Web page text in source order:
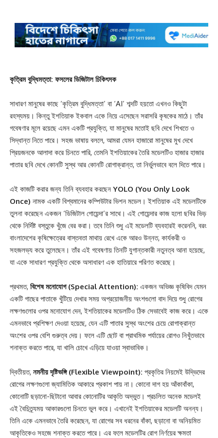
কৃত্রিম বুদ্ধিমত্তা: ফসলের ডিজিটাল চিকিৎসক
সাধারণ মানুষের কাছে ‘কৃত্রিম বুদ্ধিমত্তা’ বা ‘AI’ শব্দটি হয়তো এখনও কিছুটা
রহস্যময়। কিন্তু ইশতিয়াক ইকবাল একে নিয়ে এসেছেন সরাসরি কৃষকের মাঠে। তাঁর
গবেষণার মূলে রয়েছে এমন একটি প্রযুক্তি, যা মানুষের মতোই ছবি দেখে শিখতে ও
সিদ্ধান্ত নিতে পারে। সহজ ভাষায় বললে, আমরা যেমন হাজারো মানুষের মুখ দেখে
প্রিয়জনকে আলাদা করে চিনতে পারি, তেমনি ইশতিয়াকের তৈরি মডেলটিও হাজার হাজার
পাতার ছবি দেখে কোনটি সুস্থ আর কোনটি রোগাক্রান্ত, তা নির্ভুলভাবে বলে দিতে পারে।
এই কাজটি করার জন্য তিনি ব্যবহার করছেন YOLO (You Only Look
Once) নামক একটি বিশ্বমানের কম্পিউটার ভিশন মডেল। ইশতিয়াক এই মডেলটিকে
তুলনা করেছেন একজন ‘ডিজিটাল গোয়েন্দা’র সাথে। এই গোয়েন্দার কাজ হলো ছবির ভিড়
থেকে নির্দিষ্ট বস্তুকে খুঁজে বের করা। তবে তিনি শুধু এই মডেলটি ব্যবহারই করেননি, বরং
বাংলাদেশের কৃষিক্ষেত্রের বাস্তবতা মাথায় রেখে একে আরও উন্নত, কার্যকরী ও
সহজলভ্য করে তুলেছেন। তাঁর এই গবেষণায় তিনটি যুগান্তকারী নতুনত্ব আনা হয়েছে,
যা একে সাধারণ প্রযুক্তি থেকে অসাধারণ এক হাতিয়ারে পরিণত করেছে।
প্রথমত, বিশেষ মনোযোগ (Special Attention): একজন অভিজ্ঞ কৃষিবিদ যেমন
একটি গাছের পাতাকে খুঁটিয়ে দেখার সময় অপ্রয়োজনীয় অংশগুলো বাদ দিয়ে শুধু রোগের
লক্ষণগুলোর ওপর মনোযোগ দেন, ইশতিয়াকের মডেলটিও ঠিক সেভাবেই কাজ করে। একে
এমনভাবে প্রশিক্ষণ দেওয়া হয়েছে, যেন এটি পাতার সুস্থ অংশের চেয়ে রোগাক্রান্ত
অংশের ওপর বেশি গুরুত্ব দেয়। ফলে এটি ছোট বা প্রাথমিক পর্যায়ের রোগও নিখুঁতভাবে
শনাক্ত করতে পারে, যা খালি চোখে এড়িয়ে যাওয়া স্বাভাবিক।
দ্বিতীয়ত, নমনীয় দৃষ্টিভঙ্গি (Flexible Viewpoint): প্রকৃতির নিয়মেই উদ্ভিদের
রোগের লক্ষণগুলো জ্যামিতিক আকারে প্রকাশ পায় না। কোনো দাগ হয় আঁকাবাঁকা,
কোনোটি ছড়ানো-ছিটানো আবার কোনোটির আকৃতি অদ্ভুত। প্রচলিত অনেক মডেলই
এই বৈচিত্র্যময় আকারগুলো চিনতে ভুল করে। এখানেই ইশতিয়াকের মডেলটি অনন্য।
তিনি একে এমনভাবে তৈরি করেছেন, যা রোগের সব ধরনের বাঁকা, ছড়ানো বা অনিয়মিত
আকৃতিকেও সহজে শনাক্ত করতে পারে। এর ফলে মডেলটির রোগ নির্ণয়ের ক্ষমতা